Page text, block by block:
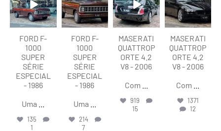
FORD F-
1000
SUPER
SÉRIE
ESPECIAL
- 1986
Uma
135
1
FORD F-
1000
SUPER
SÉRIE
ESPECIAL
- 1986
Uma
214
7
MASERATI
QUATTROP
ORTE 4.2
V8 - 2006
Com
919
15
MASERATI
QUATTROP
ORTE 4.2
V8 - 2006
Com
1371
12